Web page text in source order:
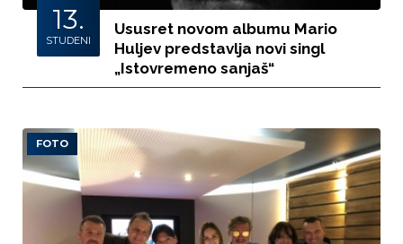
13.
STUDENI
Ususret novom albumu Mario
Huljev predstavlja novi singl
„Istovremeno sanjaš“
FOTO